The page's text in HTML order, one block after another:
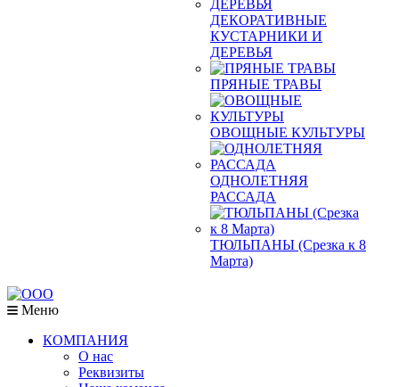
ДЕКОРАТИВНЫЕ
КУСТАРНИКИ И
ДЕРЕВЬЯ
ПРЯНЫЕ ТРАВЫ
ОВОЩНЫЕ КУЛЬТУРЫ
ОДНОЛЕТНЯЯ
РАССАДА
ТЮЛЬПАНЫ (Срезка к 8
Марта)
Меню
КОМПАНИЯ
О нас
Реквизиты